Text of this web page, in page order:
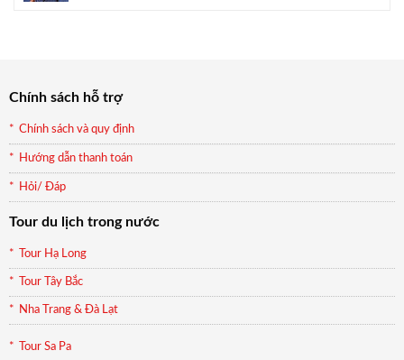
Chính sách hỗ trợ
Chính sách và quy định
Hướng dẫn thanh toán
Hỏi/ Đáp
Tour du lịch trong nước
Tour Hạ Long
Tour Tây Bắc
Nha Trang & Đà Lạt
Tour Sa Pa